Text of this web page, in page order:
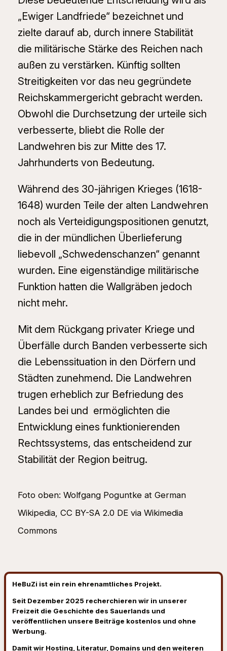
„Ewiger Landfriede“ bezeichnet und
zielte darauf ab, durch innere Stabilität
die militärische Stärke des Reichen nach
außen zu verstärken. Künftig sollten
Streitigkeiten vor das neu gegründete
Reichskammergericht gebracht werden.
Obwohl die Durchsetzung der urteile sich
verbesserte, bliebt die Rolle der
Landwehren bis zur Mitte des 17.
Jahrhunderts von Bedeutung.
Während des 30-jährigen Krieges (1618-
1648) wurden Teile der alten Landwehren
noch als Verteidigungspositionen genutzt,
die in der mündlichen Überlieferung
liebevoll „Schwedenschanzen“ genannt
wurden. Eine eigenständige militärische
Funktion hatten die Wallgräben jedoch
nicht mehr.
Mit dem Rückgang privater Kriege und
Überfälle durch Banden verbesserte sich
die Lebenssituation in den Dörfern und
Städten zunehmend. Die Landwehren
trugen erheblich zur Befriedung des
Landes bei und ermöglichten die
Entwicklung eines funktionierenden
Rechtssystems, das entscheidend zur
Stabilität der Region beitrug.
Foto oben: Wolfgang Poguntke at German
Wikipedia, CC BY-SA 2.0 DE via Wikimedia
Commons
HeBuZi ist ein rein ehrenamtliches Projekt.
Seit Dezember 2025 recherchieren wir in unserer
Freizeit die Geschichte des Sauerlands und
veröffentlichen unsere Beiträge kostenlos und ohne
Werbung.
Damit wir Hosting, Literatur, Domains und den weiteren